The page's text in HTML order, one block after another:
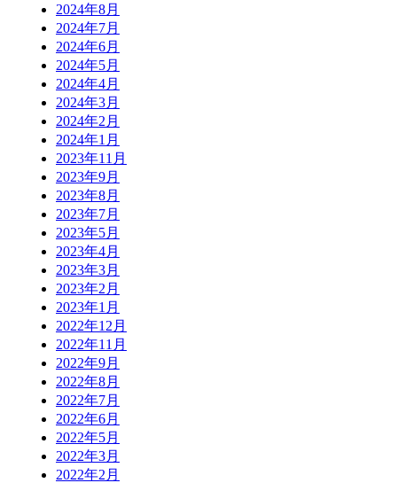
2024年8月
2024年7月
2024年6月
2024年5月
2024年4月
2024年3月
2024年2月
2024年1月
2023年11月
2023年9月
2023年8月
2023年7月
2023年5月
2023年4月
2023年3月
2023年2月
2023年1月
2022年12月
2022年11月
2022年9月
2022年8月
2022年7月
2022年6月
2022年5月
2022年3月
2022年2月